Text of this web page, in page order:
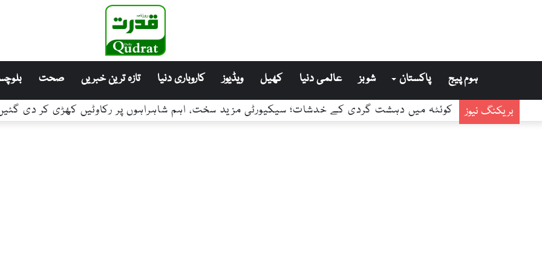
ہوم پیج پاکستان شوبز عالمی دنیا کھیل ویڈیوز کاروباری دنیا تازہ ترین خبریں صحت
بریکنگ نیوز
کوئٹہ میں دہشت گردی کے خدشات؛ سیکیورٹی مزید سخت، اہم شاہراہوں پر رکاوٹیں کھڑی کر دی